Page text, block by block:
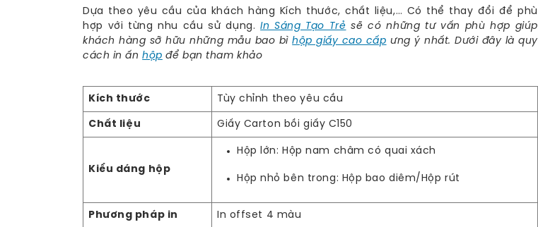
Dựa theo yêu cầu của khách hàng Kích thước, chất liệu,… Có thể thay đổi để phù
hợp với từng nhu cầu sử dụng.In Sáng Tạo Trẻ sẽ có những tư vấn phù hợp giúp
khách hàng sỡ hữu những mẫu bao bìhộp giấy cao cấp ưng ý nhất. Dưới đây là quy
cách in ấnhộp để bạn tham khảo
Kích thước Tùy chỉnh theo yêu cầu
Chất liệu Giấy Carton bồi giấy C150
Kiểu dáng hộp
Hộp lớn: Hộp nam châm có quai xách
Hộp nhỏ bên trong: Hộp bao diêm/Hộp rút
Phương pháp in In offset 4 màu